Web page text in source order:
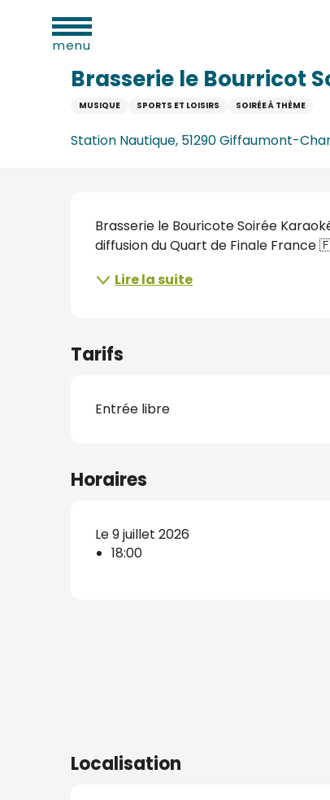
contenumenu
Accueil
Brasserie le Bourricot
MUSIQUE SPORTS ET LOISIRS SOIRÉE À THÈME
Station Nautique, 51290 Giffaumont-
Description
Brasserie le Bouricote Soirée
diffusion du Quart de Finale
Lire la suite
Tarifs
Entrée libre
Horaires
Le 9 juillet 2026
18:00
Localisation